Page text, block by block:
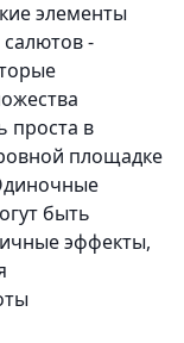
элементы
-
проста в
площадке
быть
эффекты,